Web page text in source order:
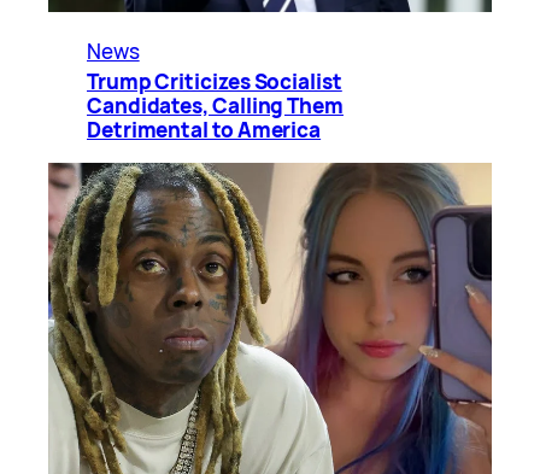
News
Trump Criticizes Socialist
Candidates, Calling Them
Detrimental to America